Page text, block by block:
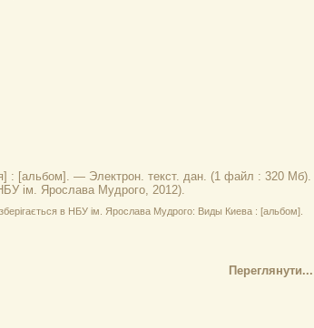
: [альбом]. — Электрон. текст. дан. (1 файл : 320 Мб).
ім. Ярослава Мудрого, 2012).
в НБУ ім. Ярослава Мудрого: Виды Киева : [альбом].
Переглянути...